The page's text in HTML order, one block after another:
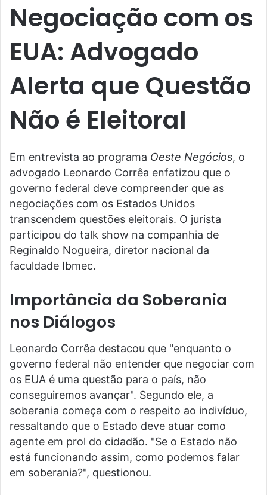
Negociação com os
EUA: Advogado
Alerta que Questão
Não é Eleitoral
Em entrevista ao programa Oeste Negócios, o
advogado Leonardo Corrêa enfatizou que o
governo federal deve compreender que as
negociações com os Estados Unidos
transcendem questões eleitorais. O jurista
participou do talk show na companhia de
Reginaldo Nogueira, diretor nacional da
faculdade Ibmec.
Importância da Soberania
nos Diálogos
Leonardo Corrêa destacou que "enquanto o
governo federal não entender que negociar com
os EUA é uma questão para o país, não
conseguiremos avançar". Segundo ele, a
soberania começa com o respeito ao indivíduo,
ressaltando que o Estado deve atuar como
agente em prol do cidadão. "Se o Estado não
está funcionando assim, como podemos falar
em soberania?", questionou.